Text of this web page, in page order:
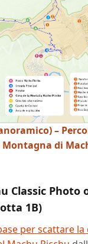
–
Montagna di
Classic Photo
1B)
per scattare la